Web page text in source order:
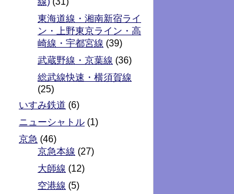
東海道線・湘南新宿ライ
ン・上野東京ライン・高
崎線・宇都宮線 (39)
武蔵野線・京葉線 (36)
総武線快速・横須賀線
(25)
いすみ鉄道 (6)
ニューシャトル (1)
京急 (46)
京急本線 (27)
大師線 (12)
空港線 (5)